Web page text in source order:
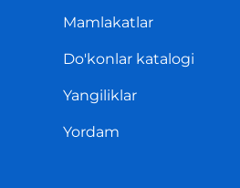
Mamlakatlar
Do'konlar katalogi
Yangiliklar
Yordam